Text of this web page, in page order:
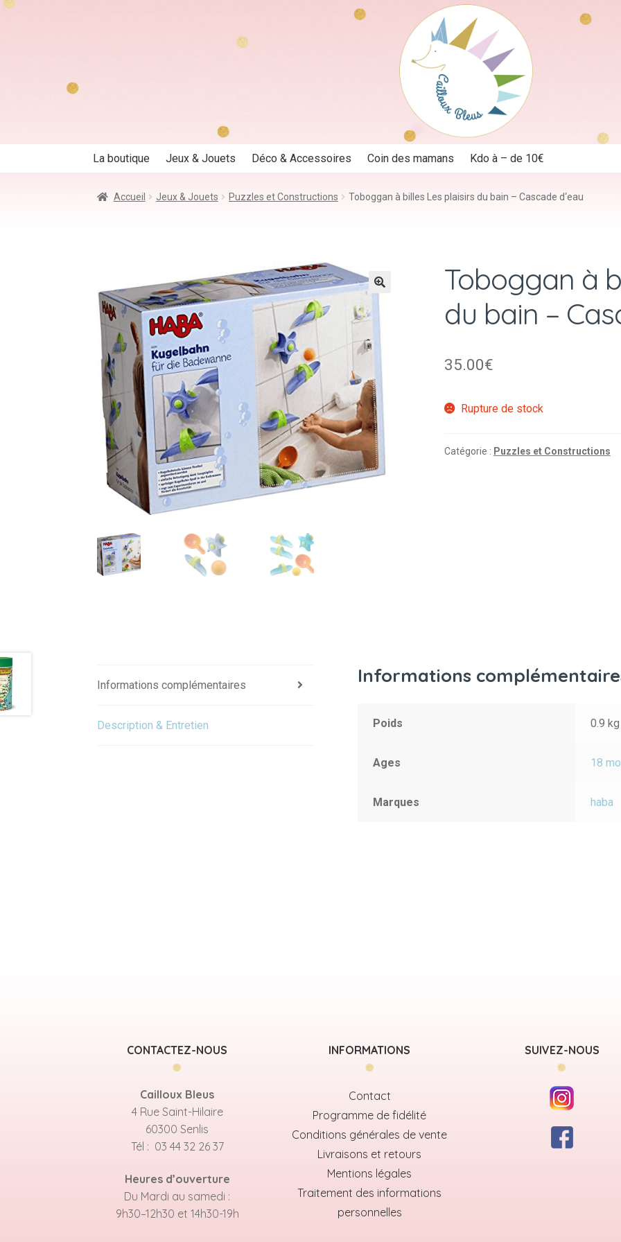
La boutique Jeux & Jouets Déco & Accessoires Coin des mamans Kdo à – de 10€
Accueil Jeux & Jouets Puzzles et Constructions Toboggan à billes Les plaisirs du bain – Cascade d‘eau
Toboggan à
du bain –
35.00€
Rupture de stock
Catégorie : Puzzles et Constructions
Informations complémentaires
Description & Entretien
Informations
Poids 0.9 kg
Ages 18
Marques haba
CONTACTEZ-NOUS
Cailloux Bleus
4 Rue Saint-Hilaire
60300 Senlis
Tél : 03 44 32 26 37
Heures d’ouverture
Du Mardi au samedi :
9h30–12h30 et 14h30-19h
INFORMATIONS
Contact
Programme de fidélité
Conditions générales de vente
Livraisons et retours
Mentions légales
Traitement des informations
personnelles
SUIVEZ-NOUS